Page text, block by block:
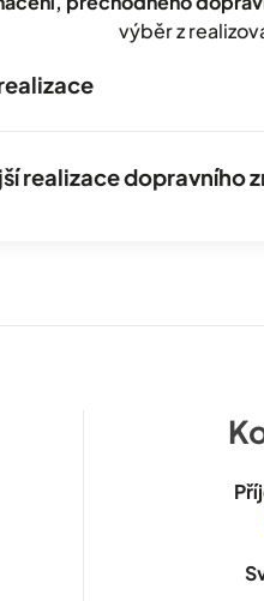
výběr z
realizace dopravního